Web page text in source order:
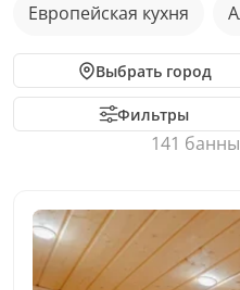
Европейская кухня
141
Выбрать город
Фильтры